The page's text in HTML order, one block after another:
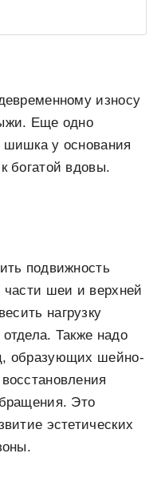
износу
Еще одно
у основания
богатой вдовы.
подвижность
части шеи и верхней
нагрузку
Также надо
образующих шейно-
Это
эстетических